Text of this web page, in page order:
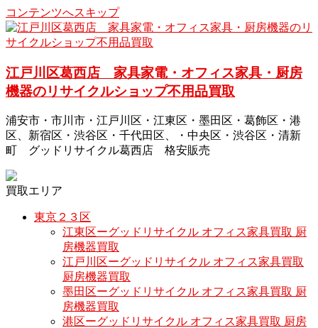
コンテンツへスキップ
江戸川区葛西店 家具家電・オフィス家具・厨房
機器のリサイクルショップ不用品買取
浦安市・市川市・江戸川区・江東区・墨田区・葛飾区・港
区、新宿区・渋谷区・千代田区、・中央区・渋谷区・清新
町 グッドリサイクル葛西店 格安販売
買取エリア
東京２３区
江東区ーグッドリサイクル オフィス家具買取 厨
房機器買取
江戸川区ーグッドリサイクル オフィス家具買取
厨房機器買取
墨田区ーグッドリサイクル オフィス家具買取 厨
房機器買取
港区ーグッドリサイクル オフィス家具買取 厨房